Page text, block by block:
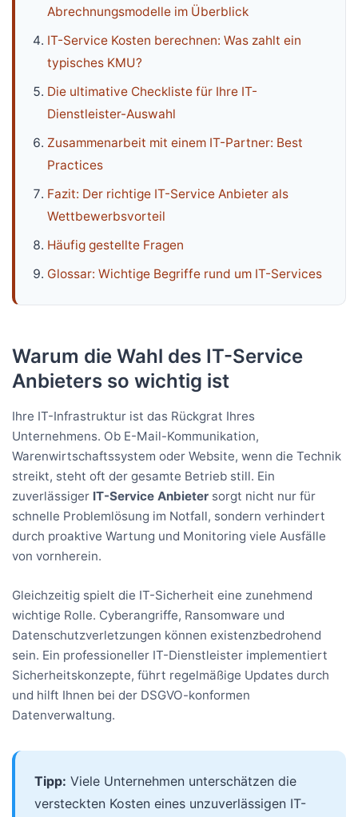
Abrechnungsmodelle im Überblick
IT-Service Kosten berechnen: Was zahlt ein
typisches KMU?
Die ultimative Checkliste für Ihre IT-
Dienstleister-Auswahl
Zusammenarbeit mit einem IT-Partner: Best
Practices
Fazit: Der richtige IT-Service Anbieter als
Wettbewerbsvorteil
Häufig gestellte Fragen
Glossar: Wichtige Begriffe rund um IT-Services
Warum die Wahl des IT-Service
Anbieters so wichtig ist
Ihre IT-Infrastruktur ist das Rückgrat Ihres
Unternehmens. Ob E-Mail-Kommunikation,
Warenwirtschaftssystem oder Website, wenn die Technik
streikt, steht oft der gesamte Betrieb still. Ein
zuverlässiger IT-Service Anbieter sorgt nicht nur für
schnelle Problemlösung im Notfall, sondern verhindert
durch proaktive Wartung und Monitoring viele Ausfälle
von vornherein.
Gleichzeitig spielt die IT-Sicherheit eine zunehmend
wichtige Rolle. Cyberangriffe, Ransomware und
Datenschutzverletzungen können existenzbedrohend
sein. Ein professioneller IT-Dienstleister implementiert
Sicherheitskonzepte, führt regelmäßige Updates durch
und hilft Ihnen bei der DSGVO-konformen
Datenverwaltung.
Tipp: Viele Unternehmen unterschätzen die
versteckten Kosten eines unzuverlässigen IT-